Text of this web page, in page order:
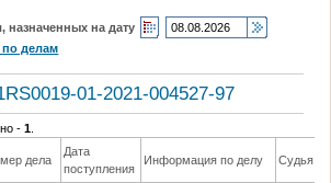
назначенных на дату
делам
01-2021-004527-97
-1
дела
Дата
поступления
Информация по делу Судья